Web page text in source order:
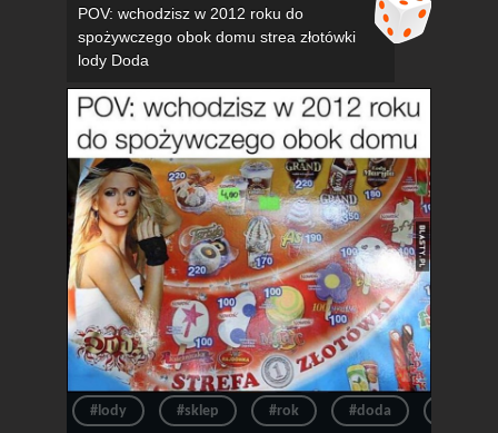
POV: wchodzisz w 2012 roku do
spożywczego obok domu strea złotówki
lody Doda
#lody #sklep #rok #doda